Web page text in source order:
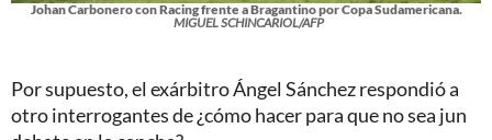
Johan Carbonero con Racing frente a Bragantino por Copa Sudamericana.
MIGUEL SCHINCARIOL/AFP
Por supuesto, el exárbitro Ángel Sánchez respondió a
otro interrogantes de ¿cómo hacer para que no sea jun